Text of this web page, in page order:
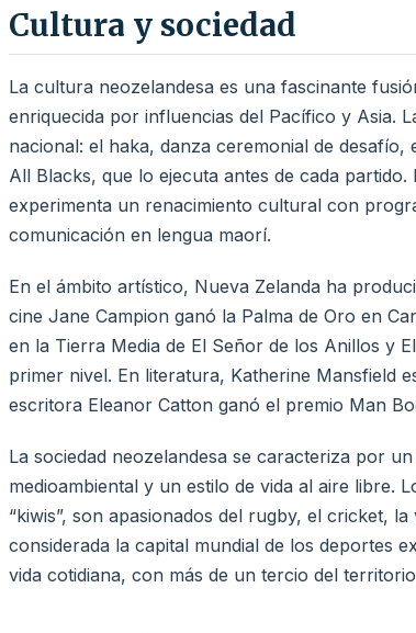
Cultura y sociedad
La cultura neozelandesa es una fascinante
enriquecida por influencias del Pacífico y Asia.
nacional: el haka, danza ceremonial de
All Blacks, que lo ejecuta antes de cada
experimenta un renacimiento cultural con
comunicación en lengua maorí.
En el ámbito artístico, Nueva Zelanda ha
cine Jane Campion ganó la Palma de Oro en
en la Tierra Media de El Señor de los Anillos y
primer nivel. En literatura, Katherine Mansfield
escritora Eleanor Catton ganó el premio Man
La sociedad neozelandesa se caracteriza por
medioambiental y un estilo de vida al aire libre.
“kiwis”, son apasionados del rugby, el cricket,
considerada la capital mundial de los deportes
vida cotidiana, con más de un tercio del